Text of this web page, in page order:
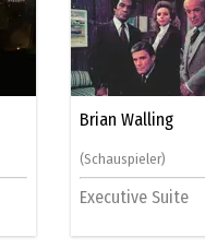
Brian Walling
(Schauspieler)
Executive Suite